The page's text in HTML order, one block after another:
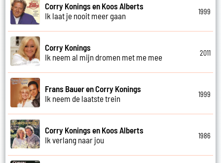
Corry Konings en Koos Alberts
Ik laat je nooit meer gaan
1999
Corry Konings
Ik neem al mijn dromen met me mee
2011
Frans Bauer en Corry Konings
Ik neem de laatste trein
1999
Corry Konings en Koos Alberts
Ik verlang naar jou
1986